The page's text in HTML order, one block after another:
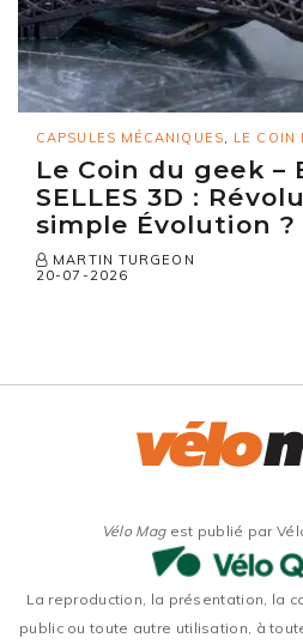
CAPSULES MÉCANIQUES LE COIN
Le Coin du geek –
SELLES 3D :
simple Évolution ?
MARTIN TURGEON
20-07-2026
Vélo Magest publié par
La reproduction, la présentation, la
public ou toute autre utilisation, à